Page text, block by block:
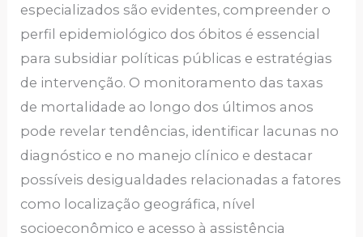
especializados são evidentes, compreender o
perfil epidemiológico dos óbitos é essencial
para subsidiar políticas públicas e estratégias
de intervenção. O monitoramento das taxas
de mortalidade ao longo dos últimos anos
pode revelar tendências, identificar lacunas no
diagnóstico e no manejo clínico e destacar
possíveis desigualdades relacionadas a fatores
como localização geográfica, nível
socioeconômico e acesso à assistência